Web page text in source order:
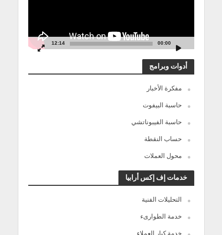
00:00
12:14
أدوات وبرامج
مفكرة الأخبار
حاسبة البيفوت
حاسبة الفيبوناتشي
حساب النقطة
محول العملات
خدمات إف إكس أرابيا
التحليلات الفنية
خدمة الطوارىء